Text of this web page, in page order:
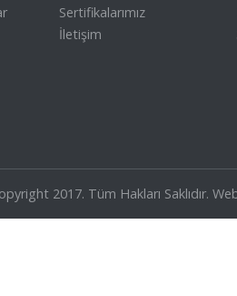
Sertifikalarımız
İletişim
2017. Tüm Hakları Saklıdır.